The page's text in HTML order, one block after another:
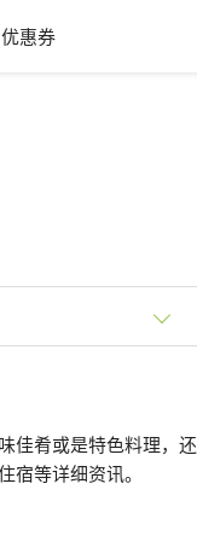
优惠券
佳肴或是特色料理，还
等详细资讯。